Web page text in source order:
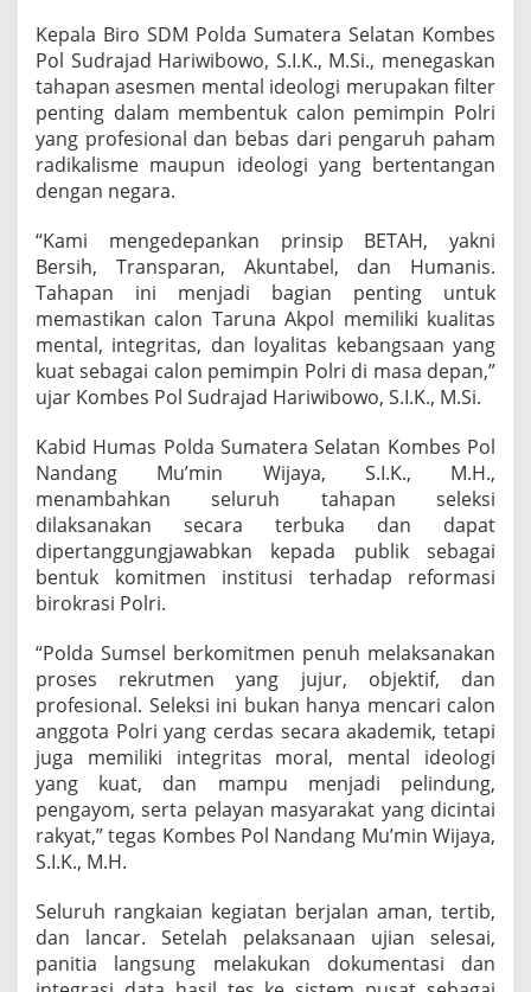
Kepala Biro SDM Polda Sumatera Selatan Kombes
Pol Sudrajad Hariwibowo, S.I.K., M.Si., menegaskan
tahapan asesmen mental ideologi merupakan filter
penting dalam membentuk calon pemimpin Polri
yang profesional dan bebas dari pengaruh paham
radikalisme maupun ideologi yang bertentangan
dengan negara.
“Kami mengedepankan prinsip BETAH, yakni
Bersih, Transparan, Akuntabel, dan Humanis.
Tahapan ini menjadi bagian penting untuk
memastikan calon Taruna Akpol memiliki kualitas
mental, integritas, dan loyalitas kebangsaan yang
kuat sebagai calon pemimpin Polri di masa depan,”
ujar Kombes Pol Sudrajad Hariwibowo, S.I.K., M.Si.
Kabid Humas Polda Sumatera Selatan Kombes Pol
Nandang Mu’min Wijaya, S.I.K., M.H.,
menambahkan seluruh tahapan seleksi
dilaksanakan secara terbuka dan dapat
dipertanggungjawabkan kepada publik sebagai
bentuk komitmen institusi terhadap reformasi
birokrasi Polri.
“Polda Sumsel berkomitmen penuh melaksanakan
proses rekrutmen yang jujur, objektif, dan
profesional. Seleksi ini bukan hanya mencari calon
anggota Polri yang cerdas secara akademik, tetapi
juga memiliki integritas moral, mental ideologi
yang kuat, dan mampu menjadi pelindung,
pengayom, serta pelayan masyarakat yang dicintai
rakyat,” tegas Kombes Pol Nandang Mu’min Wijaya,
S.I.K., M.H.
Seluruh rangkaian kegiatan berjalan aman, tertib,
dan lancar. Setelah pelaksanaan ujian selesai,
panitia langsung melakukan dokumentasi dan